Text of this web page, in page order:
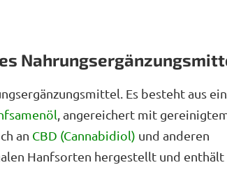
Es besteht aus
, angereichert mit
an CBD (Cannabidiol) und anderen
Hanfsorten hergestellt und